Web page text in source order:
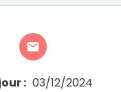
03/12/2024